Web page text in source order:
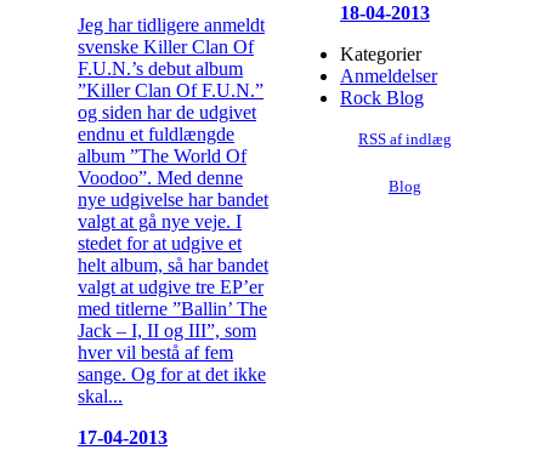
Jeg har tidligere anmeldt
svenske Killer Clan Of
F.U.N.’s debut album
”Killer Clan Of F.U.N.”
og siden har de udgivet
endnu et fuldlængde
album ”The World Of
Voodoo”. Med denne
nye udgivelse har bandet
valgt at gå nye veje. I
stedet for at udgive et
helt album, så har bandet
valgt at udgive tre EP’er
med titlerne ”Ballin’ The
Jack – I, II og III”, som
hver vil bestå af fem
sange. Og for at det ikke
skal...
17-04-2013
18-04-2013
Kategorier
Anmeldelser
Rock Blog
RSS af indlæg
Blog